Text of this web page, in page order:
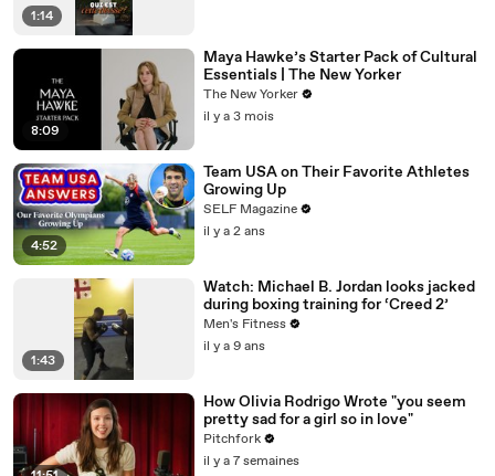
1:14
8:09
Maya Hawke’s Starter Pack of Cultural
Essentials | The New Yorker
The New Yorker
il y a 3 mois
4:52
Team USA on Their Favorite Athletes
Growing Up
SELF Magazine
il y a 2 ans
1:43
Watch: Michael B. Jordan looks jacked
during boxing training for ‘Creed 2’
Men's Fitness
il y a 9 ans
How Olivia Rodrigo Wrote "you seem
pretty sad for a girl so in love"
Pitchfork
il y a 7 semaines